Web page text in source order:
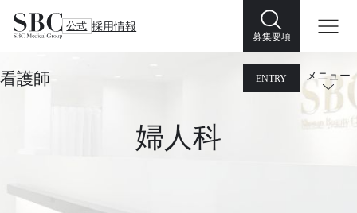
公式 採用情報
募集要項
看護師 ENTRY メニュー
婦人科